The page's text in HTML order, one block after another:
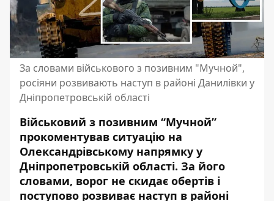
За словами військового з позивним "Мучной",
росіяни розвивають наступ в районі Данилівки у
Дніпропетровській області
Військовий з позивним “Мучной”
прокоментував ситуацію на
Олександрівському напрямку у
Дніпропетровській області. За його
словами, ворог не скидає обертів і
поступово розвиває наступ в районі